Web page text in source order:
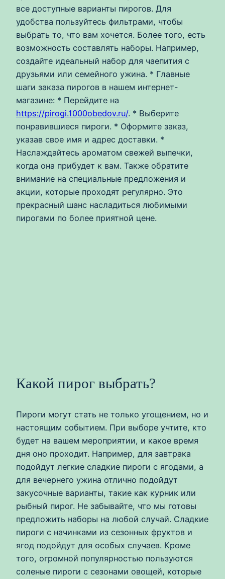
все доступные варианты пирогов. Для
удобства пользуйтесь фильтрами, чтобы
выбрать то, что вам хочется. Более того, есть
возможность составлять наборы. Например,
создайте идеальный набор для чаепития с
друзьями или семейного ужина. * Главные
шаги заказа пирогов в нашем интернет-
магазине: * Перейдите на
https://pirogi.1000obedov.ru/. * Выберите
понравившиеся пироги. * Оформите заказ,
указав свое имя и адрес доставки. *
Наслаждайтесь ароматом свежей выпечки,
когда она прибудет к вам. Также обратите
внимание на специальные предложения и
акции, которые проходят регулярно. Это
прекрасный шанс насладиться любимыми
пирогами по более приятной цене.
Какой пирог выбрать?
Пироги могут стать не только угощением, но и
настоящим событием. При выборе учтите, кто
будет на вашем мероприятии, и какое время
дня оно проходит. Например, для завтрака
подойдут легкие сладкие пироги с ягодами, а
для вечернего ужина отлично подойдут
закусочные варианты, такие как курник или
рыбный пирог. Не забывайте, что мы готовы
предложить наборы на любой случай. Сладкие
пироги с начинками из сезонных фруктов и
ягод подойдут для особых случаев. Кроме
того, огромной популярностью пользуются
соленые пироги с сезонами овощей, которые